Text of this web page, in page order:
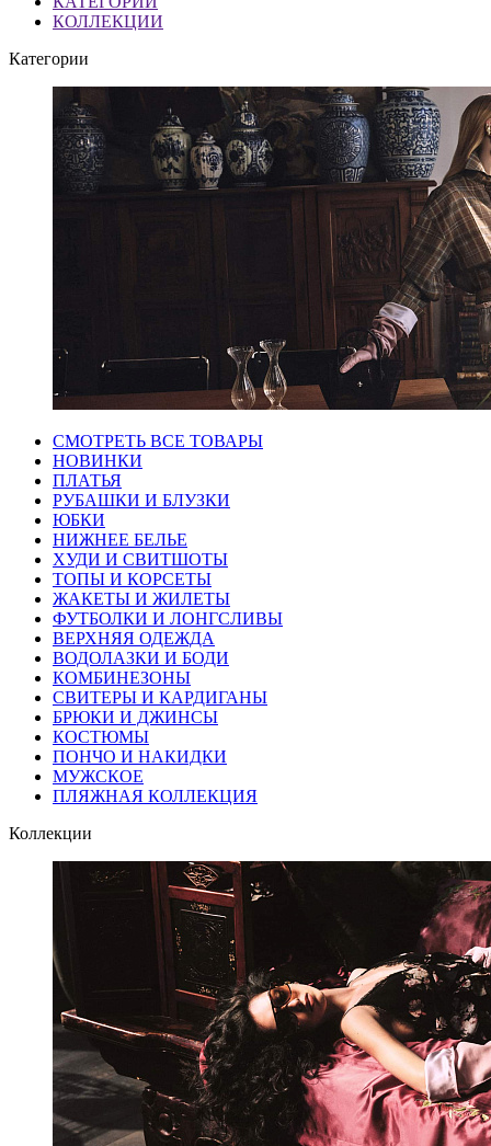
КОЛЛЕКЦИИ
Категории
СМОТРЕТЬ ВСЕ ТОВАРЫ
НОВИНКИ
ПЛАТЬЯ
РУБАШКИ И БЛУЗКИ
ЮБКИ
НИЖНЕЕ БЕЛЬЕ
ХУДИ И СВИТШОТЫ
ТОПЫ И КОРСЕТЫ
ЖАКЕТЫ И ЖИЛЕТЫ
ФУТБОЛКИ И ЛОНГСЛИВЫ
ВЕРХНЯЯ ОДЕЖДА
ВОДОЛАЗКИ И БОДИ
КОМБИНЕЗОНЫ
СВИТЕРЫ И КАРДИГАНЫ
БРЮКИ И ДЖИНСЫ
КОСТЮМЫ
ПОНЧО И НАКИДКИ
МУЖСКОЕ
ПЛЯЖНАЯ КОЛЛЕКЦИЯ
Коллекции